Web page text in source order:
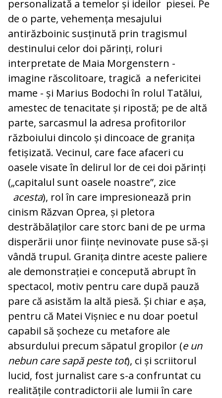
personalizată a temelor și ideilor piesei. Pe
de o parte, vehemența mesajului
antirăzboinic susținută prin tragismul
destinului celor doi părinți, roluri
interpretate de Maia Morgenstern -
imagine răscolitoare, tragică a nefericitei
mame - și Marius Bodochi în rolul Tatălui,
amestec de tenacitate și ripostă; pe de altă
parte, sarcasmul la adresa profitorilor
războiului dincolo și dincoace de granița
fetișizată. Vecinul, care face afaceri cu
oasele visate în delirul lor de cei doi părinți
(„capitalul sunt oasele noastre”, zice
acesta), rol în care impresionează prin
cinism Răzvan Oprea, și pletora
destrăbălaților care storc bani de pe urma
disperării unor ființe nevinovate puse să-și
vândă trupul. Granița dintre aceste paliere
ale demonstrației e concepută abrupt în
spectacol, motiv pentru care după pauză
pare că asistăm la altă piesă. Și chiar e așa,
pentru că Matei Vișniec e nu doar poetul
capabil să șocheze cu metafore ale
absurdului precum săpatul gropilor (e un
nebun care sapă peste tot), ci și scriitorul
lucid, fost jurnalist care s-a confruntat cu
realitățile contradictorii ale lumii în care